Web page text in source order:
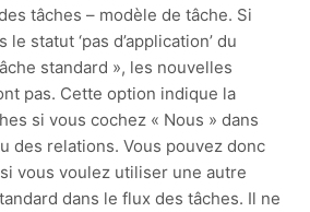
tâches – modèle de tâche. Si
statut ‘pas d’application’ du
standard », les nouvelles
pas. Cette option indique la
si vous cochez « Nous » dans
des relations. Vous pouvez donc
vous voulez utiliser une autre
dans le flux des tâches. Il ne